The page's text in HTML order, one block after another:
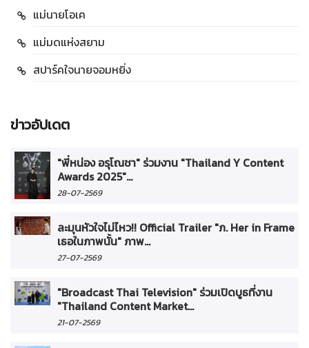
แม่นายโอเค
แม่มดแห่งสยาม
สปาร์คใจนายจอมหยิ่ง
ข่าวอัปเดต
"พี่หน่อง อรุโณชา" ร่วมงาน "Thailand Y Content
Awards 2025"...
28-07-2569
ละมุนหัวใจไม่ไหว!! Official Trailer "ภ. Her in Frame
เธอในภาพนั้น" ภาพ...
27-07-2569
"Broadcast Thai Television" ร่วมเปิดบูธที่งาน
"Thailand Content Market...
21-07-2569